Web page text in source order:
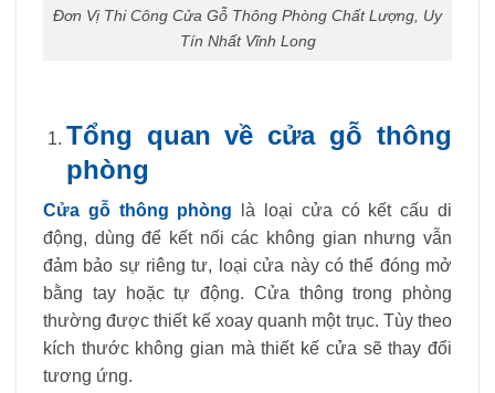
Đơn Vị Thi Công Cửa Gỗ Thông Phòng Chất Lượng, Uy
Tín Nhất Vĩnh Long
Tổng quan về cửa gỗ thông
phòng
Cửa gỗ thông phòng là loại cửa có kết cấu di
động, dùng để kết nối các không gian nhưng vẫn
đảm bảo sự riêng tư, loại cửa này có thể đóng mở
bằng tay hoặc tự động. Cửa thông trong phòng
thường được thiết kế xoay quanh một trục. Tùy theo
kích thước không gian mà thiết kế cửa sẽ thay đổi
tương ứng.